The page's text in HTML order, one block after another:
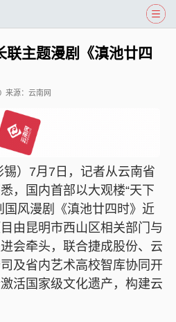
联主题漫剧《滇池廿四
来源： 云南网
）7月7日，记者从云南省
，国内首部以大观楼“天下
国风漫剧《滇池廿四时》近
由昆明市西山区相关部门与
会牵头，联合捷成股份、云
及省内艺术高校智库协同开
活国家级文化遗产，构建云